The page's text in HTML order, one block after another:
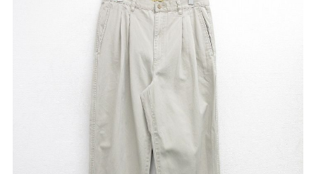
チャンピオン
パタゴニア
カーハート ディッキーズ
アディダス ナイキ
リーバイス ラッセル・アスレ
チック
サ行